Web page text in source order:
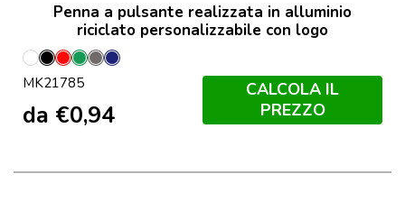
Penna a pulsante realizzata in alluminio
riciclato personalizzabile con logo
Bianco
NeroRosso
Verde
GreyMarineo
MK21785
da €0,94
CALCOLA IL
PREZZO